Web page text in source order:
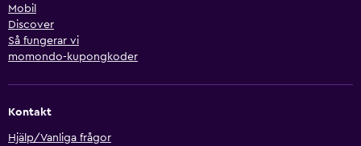
Mobil
Discover
Så fungerar vi
momondo-kupongkoder
Kontakt
Hjälp/Vanliga frågor